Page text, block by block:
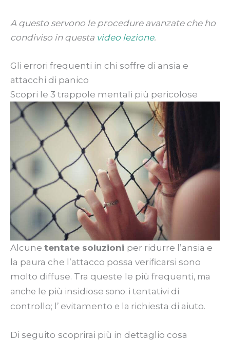
A questo servono le procedure avanzate che ho
condiviso in questa video lezione.
Gli errori frequenti in chi soffre di ansia e
attacchi di panico
Scopri le 3 trappole mentali più pericolose
Alcune tentate soluzioni per ridurre l’ansia e
la paura che l’attacco possa verificarsi sono
molto diffuse. Tra queste le più frequenti, ma
anche le più insidiose sono: i tentativi di
controllo; l’ evitamento e la richiesta di aiuto.
Di seguito scoprirai più in dettaglio cosa